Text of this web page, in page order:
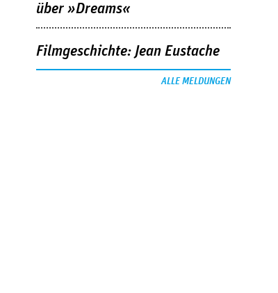
über »Dreams«
Filmgeschichte: Jean Eustache
ALLE MELDUNGEN